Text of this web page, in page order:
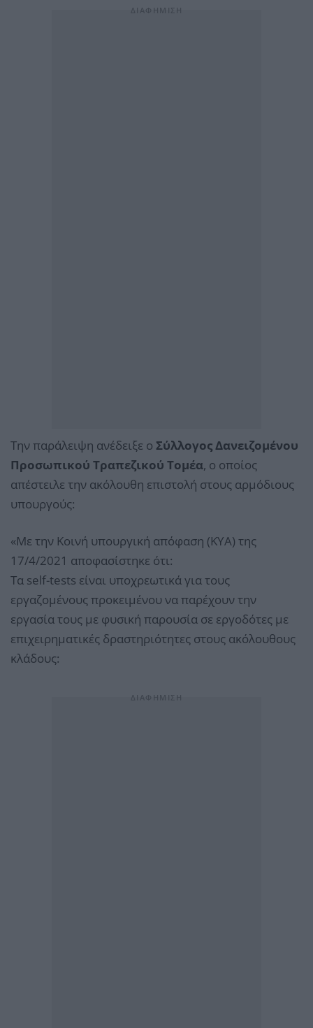
Την παράλειψη ανέδειξε ο Σύλλογος Δανειζομένου
Προσωπικού Τραπεζικού Τομέα, ο οποίος
απέστειλε την ακόλουθη επιστολή στους αρμόδιους
υπουργούς:
«Με την Κοινή υπουργική απόφαση (ΚΥΑ) της
17/4/2021 αποφασίστηκε ότι:
Tα self-tests είναι υποχρεωτικά για τους
εργαζομένους προκειμένου να παρέχουν την
εργασία τους με φυσική παρουσία σε εργοδότες με
επιχειρηματικές δραστηριότητες στους ακόλουθους
κλάδους: